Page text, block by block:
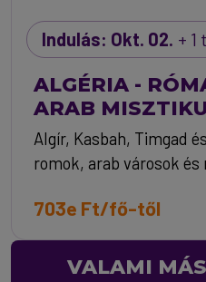
Indulás: Okt. 02. +
ALGÉRIA -
ARAB
Algír, Kasbah, Timgad
romok, arab városok
703e Ft/fő-től
VALAMI